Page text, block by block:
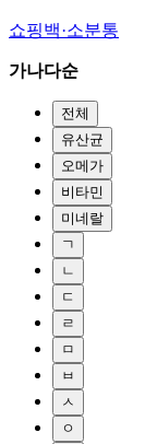
쇼핑백·소분통
가나다순
전체
유산균
오메가
비타민
미네랄
ㄱ
ㄴ
ㄷ
ㄹ
ㅁ
ㅂ
ㅅ
ㅇ